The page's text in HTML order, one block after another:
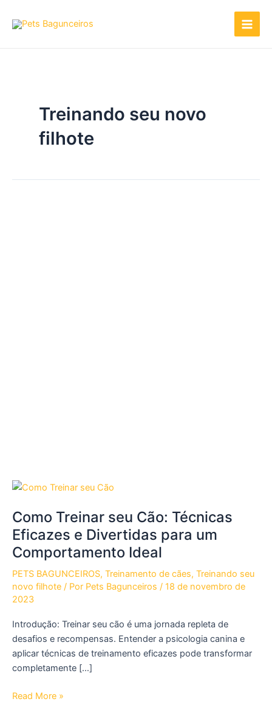
para
Treinando seu novo
filhote
Como Treinar seu Cão: Técnicas
Eficazes e Divertidas para um
Comportamento Ideal
PETS BAGUNCEIROS, Treinamento de cães, Treinando seu
novo filhote / Por Pets Bagunceiros / 18 de novembro de
2023
Introdução: Treinar seu cão é uma jornada repleta de
desafios e recompensas. Entender a psicologia canina e
aplicar técnicas de treinamento eficazes pode transformar
completamente […]
Como
Read More »